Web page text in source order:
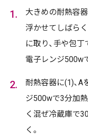
大きめの耐熱容
浮かせてしばら
に取り、手や包丁
電子レンジ500w
耐熱容器に(1)、A
ジ500wで3分加
く混ぜ冷蔵庫で
く。